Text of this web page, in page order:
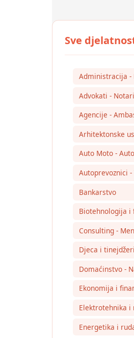
Administracija -
Advokati -
Agencije -
Arhitektonske
Auto Moto -
Autoprevoznici
Bankarstvo
Biotehnologija i
Consulting -
Djeca i
Domaćinstvo -
Ekonomija i
Elektrotehnika i
Energetika i